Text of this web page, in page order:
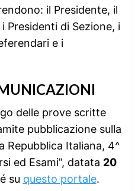
il Presidente, il
Presidenti di Sezione, i
e i
delle prove scritte
pubblicazione sulla
Repubblica Italiana, 4^
ed Esami”, datata 20
su questo portale.